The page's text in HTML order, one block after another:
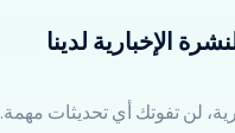
الإخبارية لدينا
لن تفوتك أي تحديثات مهمة.